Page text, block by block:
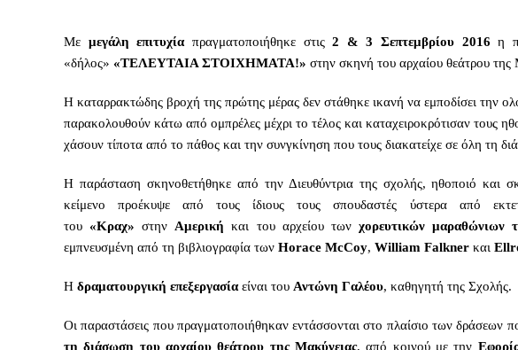
Με μεγάλη επιτυχίαπραγματοποιήθηκε στις2 & 3 Σεπτεμβρίου 2016 η
«δήλος» «ΤΕΛΕΥΤΑΙΑ ΣΤΟΙΧΗΜΑΤΑ!» στην σκηνή του αρχαίου θεάτρου
Η καταρρακτώδης βροχή της πρώτης μέρας δεν στάθηκε ικανή να εμποδίσει την
παρακολουθούν κάτω από ομπρέλες μέχρι το τέλος και καταχειροκρότισαν τους
χάσουν τίποτα από το πάθος και την συνγκίνηση που τους διακατείχε σε όλη τη
Η παράσταση σκηνοθετήθηκε από την Διευθύντρια της σχολής, ηθοποιό και
κείμενο προέκυψε από τους ίδιους τους σπουδαστές ύστερα από
του«Κραχ» στην Αμερική και του αρχείου των χορευτικών μαραθώνιων
εμπνευσμένη από τη βιβλιογραφία των Horace McCoy, William Falkner και
Η δραματουργική επεξεργασίαείναι του Αντώνη Γαλέου, καθηγητή της Σχολής.
Οι παραστάσεις που πραγματοποιήθηκαν εντάσσονται στο πλαίσιο των δράσεων
τη διάσωση του αρχαίου θεάτρου της Μακύνειας, από κοινού με την